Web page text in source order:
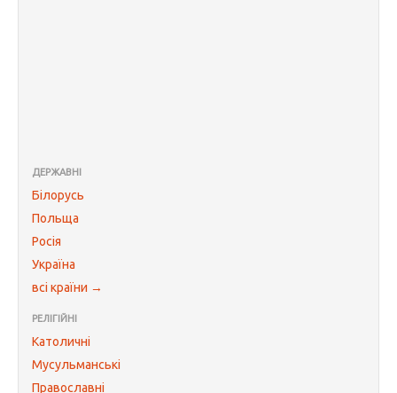
ДЕРЖАВНІ
Білорусь
Польща
Росія
Україна
всі країни →
РЕЛІГІЙНІ
Католичні
Мусульманські
Православні